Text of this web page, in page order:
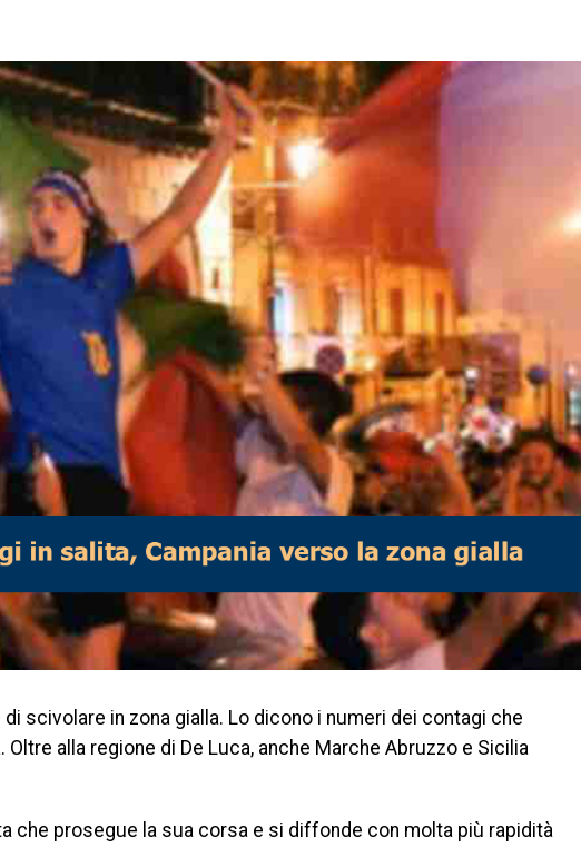
scivolare in zona gialla. Lo dicono i numeri dei contagi che
alla regione di De Luca, anche Marche Abruzzo e Sicilia
che prosegue la sua corsa e si diffonde con molta più rapidità